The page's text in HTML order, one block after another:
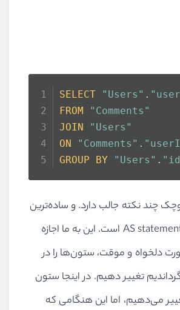
SELECT "Users" .
FROM
"Comments"
JOIN
"Users"
ON
"Comments" .
GROUP
BY "Users" .
چند نکته جالب دارد. و ساده‌ترین
AS است. این به ما اجازه
دلخواه و موقت، ستون‌ها را در
تغییر دهیم. در اینجا ستون
می‌دهیم، اما این هنگامی که